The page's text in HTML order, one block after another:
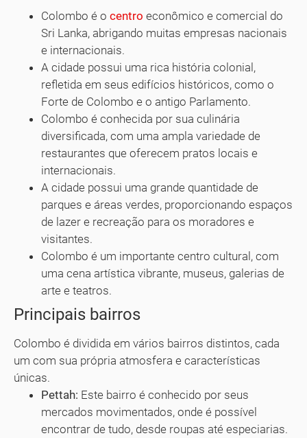
Colombo é o centro econômico e comercial do
Sri Lanka, abrigando muitas empresas nacionais
e internacionais.
A cidade possui uma rica história colonial,
refletida em seus edifícios históricos, como o
Forte de Colombo e o antigo Parlamento.
Colombo é conhecida por sua culinária
diversificada, com uma ampla variedade de
restaurantes que oferecem pratos locais e
internacionais.
A cidade possui uma grande quantidade de
parques e áreas verdes, proporcionando espaços
de lazer e recreação para os moradores e
visitantes.
Colombo é um importante centro cultural, com
uma cena artística vibrante, museus, galerias de
arte e teatros.
Principais bairros
Colombo é dividida em vários bairros distintos, cada
um com sua própria atmosfera e características
únicas.
Pettah: Este bairro é conhecido por seus
mercados movimentados, onde é possível
encontrar de tudo, desde roupas até especiarias.